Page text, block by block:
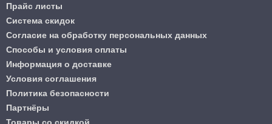
Прайс листы
Система скидок
Согласие на обработку персональных данных
Способы и условия оплаты
Информация о доставке
Условия соглашения
Политика безопасности
Партнёры
Товары со скидкой